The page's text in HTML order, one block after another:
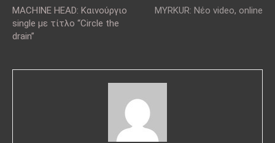
MACHINE HEAD: Καινούργιο
single με τίτλο “Circle the
drain”
MYRKUR: Νέο video, online